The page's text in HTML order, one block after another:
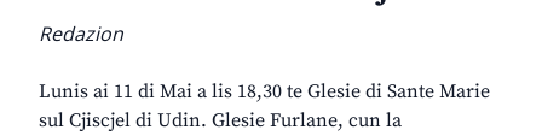
Redazion
Lunis ai 11 di Mai a lis 18,30 te Glesie di Sante Marie
sul Cjiscjel di Udin. Glesie Furlane, cun la